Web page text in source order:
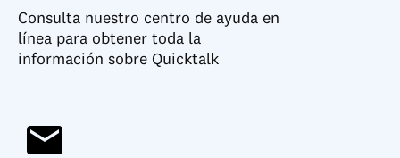
Consulta nuestro centro de ayuda en
línea para obtener toda la
información sobre Quicktalk